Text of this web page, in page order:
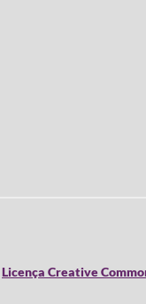
Licença Creative